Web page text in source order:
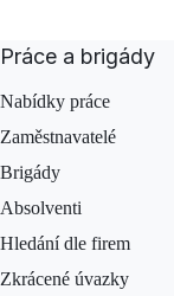
Práce a brigády
Nabídky práce
Zaměstnavatelé
Brigády
Absolventi
Hledání dle firem
Zkrácené úvazky